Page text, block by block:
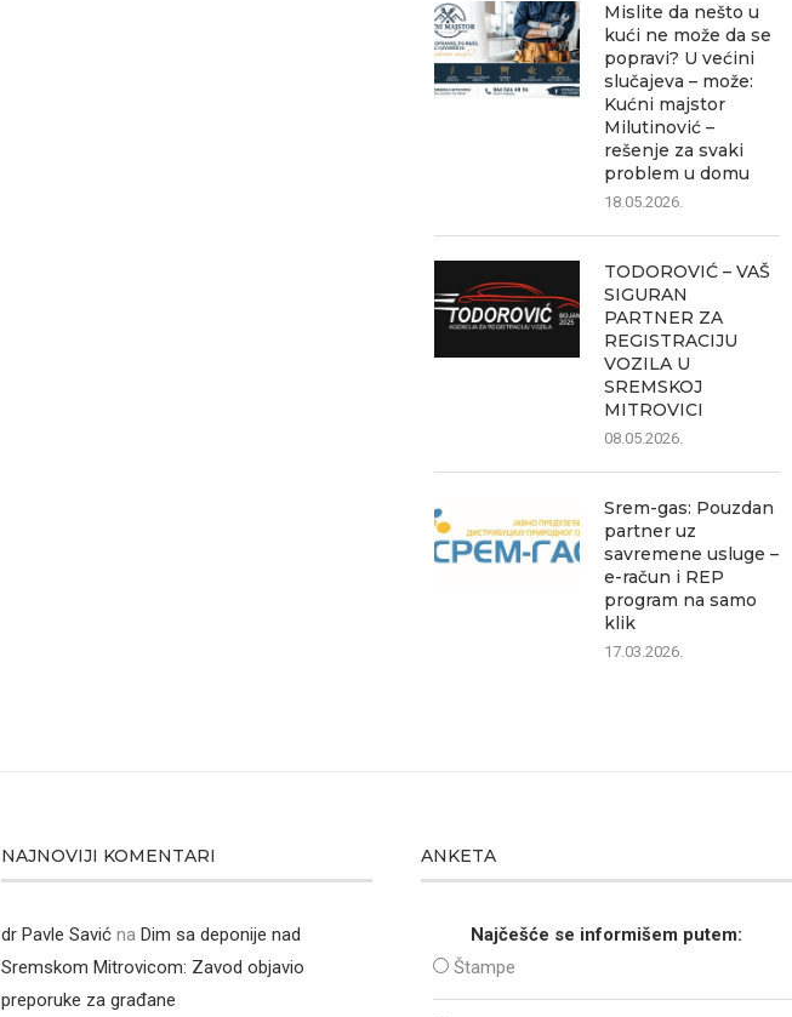
Mislite da nešto u
kući ne može da se
popravi? U većini
slučajeva – može:
Kućni majstor
Milutinović –
rešenje za svaki
problem u domu
18.05.2026.
TODOROVIĆ – VAŠ
SIGURAN
PARTNER ZA
REGISTRACIJU
VOZILA U
SREMSKOJ
MITROVICI
08.05.2026.
Srem-gas: Pouzdan
partner uz
savremene usluge –
e-račun i REP
program na samo
klik
17.03.2026.
NAJNOVIJI KOMENTARI
dr Pavle Savić naDim sa deponije nad
Sremskom Mitrovicom: Zavod objavio
preporuke za građane
ANKETA
Najčešće se informišem putem:
Štampe